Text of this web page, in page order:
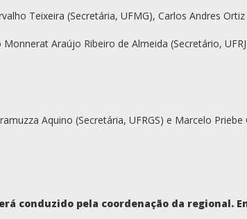
Teixeira (Secretária, UFMG), Carlos Andres
Araújo Ribeiro de Almeida (Secretário,
Aquino (Secretária, UFRGS) e Marcelo Priebe
conduzido pela coordenação da regional.